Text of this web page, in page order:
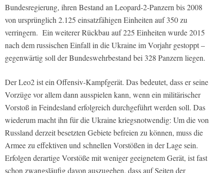
Bundesregierung, ihren Bestand an Leopard-2-Panzern bis 2008
von ursprünglich 2.125 einsatzfähigen Einheiten auf 350 zu
verringern. Ein weiterer Rückbau auf 225 Einheiten wurde 2015
nach dem russischen Einfall in die Ukraine im Vorjahr gestoppt –
gegenwärtig soll der Bundeswehrbestand bei 328 Panzern liegen.
Der Leo2 ist ein Offensiv-Kampfgerät. Das bedeutet, dass er seine
Vorzüge vor allem dann ausspielen kann, wenn ein militärischer
Vorstoß in Feindesland erfolgreich durchgeführt werden soll. Das
wiederum macht ihn für die Ukraine kriegsnotwendig: Um die von
Russland derzeit besetzten Gebiete befreien zu können, muss die
Armee zu effektiven und schnellen Vorstößen in der Lage sein.
Erfolgen derartige Vorstöße mit weniger geeignetem Gerät, ist fast
schon zwangsläufig davon auszugehen, dass auf Seiten der